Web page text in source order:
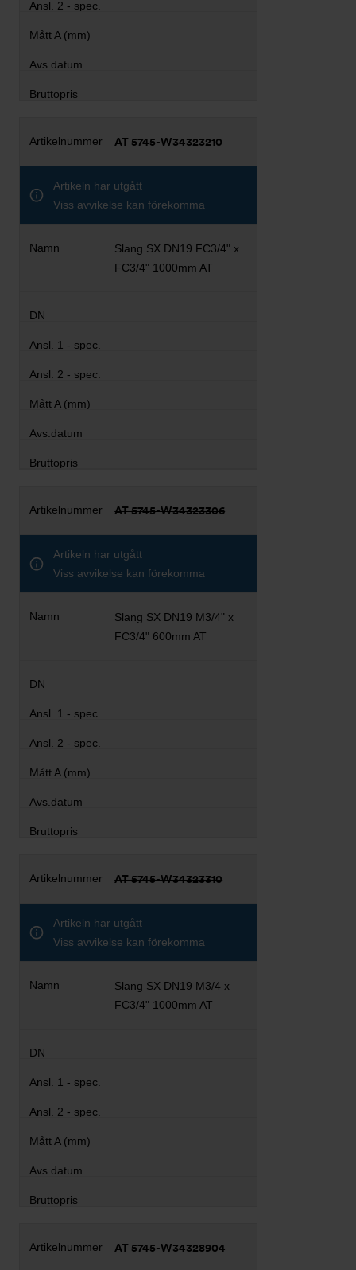
AT 5745-W34323210
Artikeln har utgått
Viss avvikelse kan förekomma
Slang SX DN19 FC3/4" x
FC3/4" 1000mm AT
AT 5745-W34323306
Artikeln har utgått
Viss avvikelse kan förekomma
Slang SX DN19 M3/4" x
FC3/4" 600mm AT
AT 5745-W34323310
Artikeln har utgått
Viss avvikelse kan förekomma
Slang SX DN19 M3/4 x
FC3/4" 1000mm AT
AT 5745-W34328904